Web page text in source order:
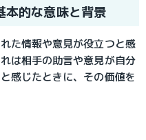
本的な意味と背景
た情報や意見が役立つと感
は相手の助言や意見が自分
感じたときに、その価値を